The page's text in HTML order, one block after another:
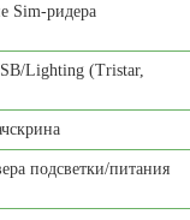
Sim-ридера
Lighting (Tristar,
подсветки/питания